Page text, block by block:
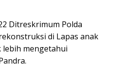
Ditreskrimum Polda
di Lapas anak
mengetahui